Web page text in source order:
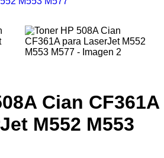
Cian CF361A
M552 M553